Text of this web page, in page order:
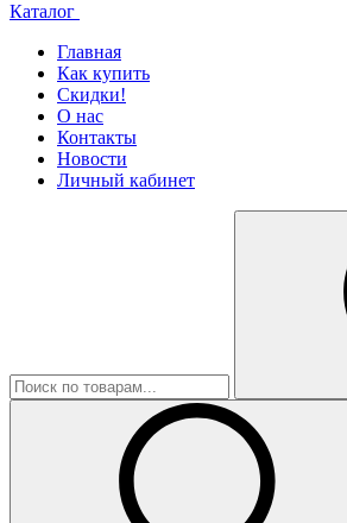
Каталог
Главная
Как купить
Скидки!
О нас
Контакты
Новости
Личный кабинет